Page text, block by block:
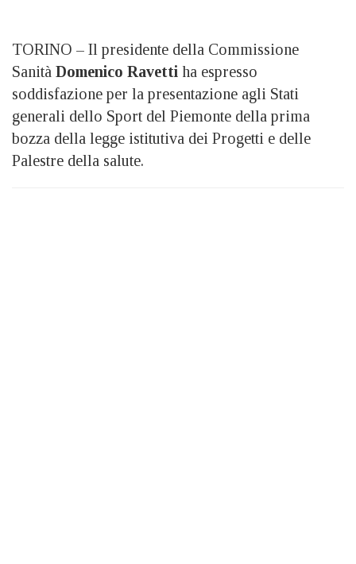
TORINO – Il presidente della Commissione
Sanità Domenico Ravetti ha espresso
soddisfazione per la presentazione agli Stati
generali dello Sport del Piemonte della prima
bozza della legge istitutiva dei Progetti e delle
Palestre della salute.